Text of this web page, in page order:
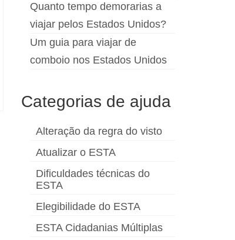
Quanto tempo demorarias a
viajar pelos Estados Unidos?
Um guia para viajar de
comboio nos Estados Unidos
Categorias de ajuda
Alteração da regra do visto
Atualizar o ESTA
Dificuldades técnicas do
ESTA
Elegibilidade do ESTA
ESTA Cidadanias Múltiplas